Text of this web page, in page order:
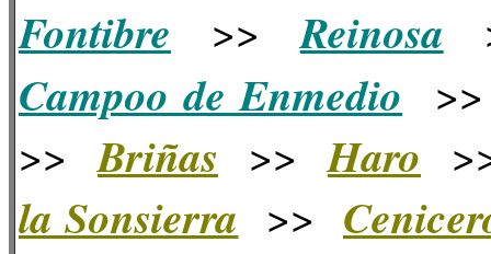
Fontibre >> Reinosa
Campoo de Enmedio
>>
>> Briñas >> Haro
la Sonsierra >>